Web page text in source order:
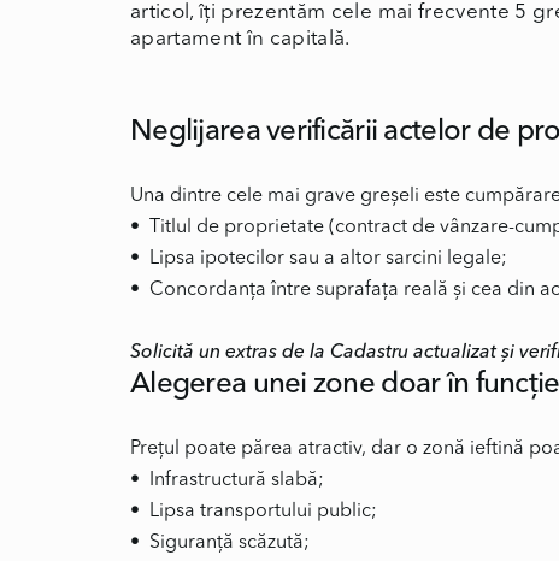
articol, îți prezentăm cele mai frecvente 5
apartament în capitală.
Neglijarea verificării actelor de
Una dintre cele mai grave greșeli este
• Titlul de proprietate (contract de vânzare-
• Lipsa ipotecilor sau a altor sarcini legale;
• Concordanța între suprafața reală și cea din
Solicită un extras de la Cadastru actualizat și
Alegerea unei zone doar în
Prețul poate părea atractiv, dar o zonă ieftină
• Infrastructură slabă;
• Lipsa transportului public;
• Siguranță scăzută;